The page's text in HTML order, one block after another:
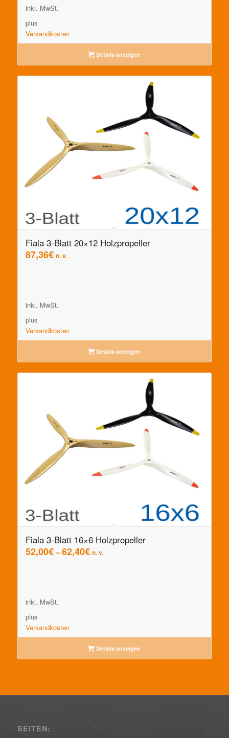
inkl. MwSt.
plus
Versandkosten
Details anzeigen
Fiala 3-Blatt 20×12 Holzpropeller
87,36€ n. v.
inkl. MwSt.
plus
Versandkosten
Details anzeigen
Fiala 3-Blatt 16×6 Holzpropeller
52,00€–62,40€ n. v.
inkl. MwSt.
plus
Versandkosten
Details anzeigen
SEITEN: